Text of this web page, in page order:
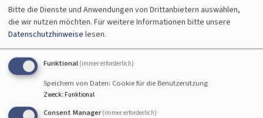
Bitte die Dienste und Anwendungen von Drittanbietern auswählen,
die wir nutzen möchten. Für weitere Informationen bitte unsere
Datenschutzhinweise lesen.
Funktional (immer erforderlich)
Speichern von Daten: Cookie für die Benutzersitzung
Zweck: Funktional
Consent Manager (immer erforderlich)